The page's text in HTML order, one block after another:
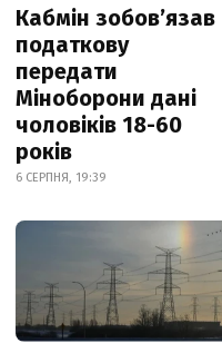
Кабмін зобовʼязав
податкову
передати
Міноборони дані
чоловіків 18-60
років
6 СЕРПНЯ, 19:39